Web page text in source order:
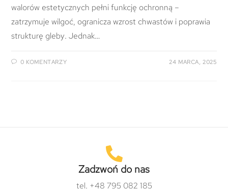
walorów estetycznych pełni funkcję ochronną –
zatrzymuje wilgoć, ogranicza wzrost chwastów i poprawia
strukturę gleby. Jednak…
0 KOMENTARZY 24 MARCA, 2025
Zadzwoń do nas
tel. +48 795 082 185